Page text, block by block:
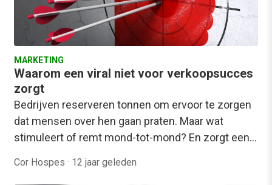
MARKETING
Waarom een viral niet voor verkoopsucces
zorgt
Bedrijven reserveren tonnen om ervoor te zorgen
dat mensen over hen gaan praten. Maar wat
stimuleert of remt mond-tot-mond? En zorgt een…
Cor Hospes · 12 jaar geleden